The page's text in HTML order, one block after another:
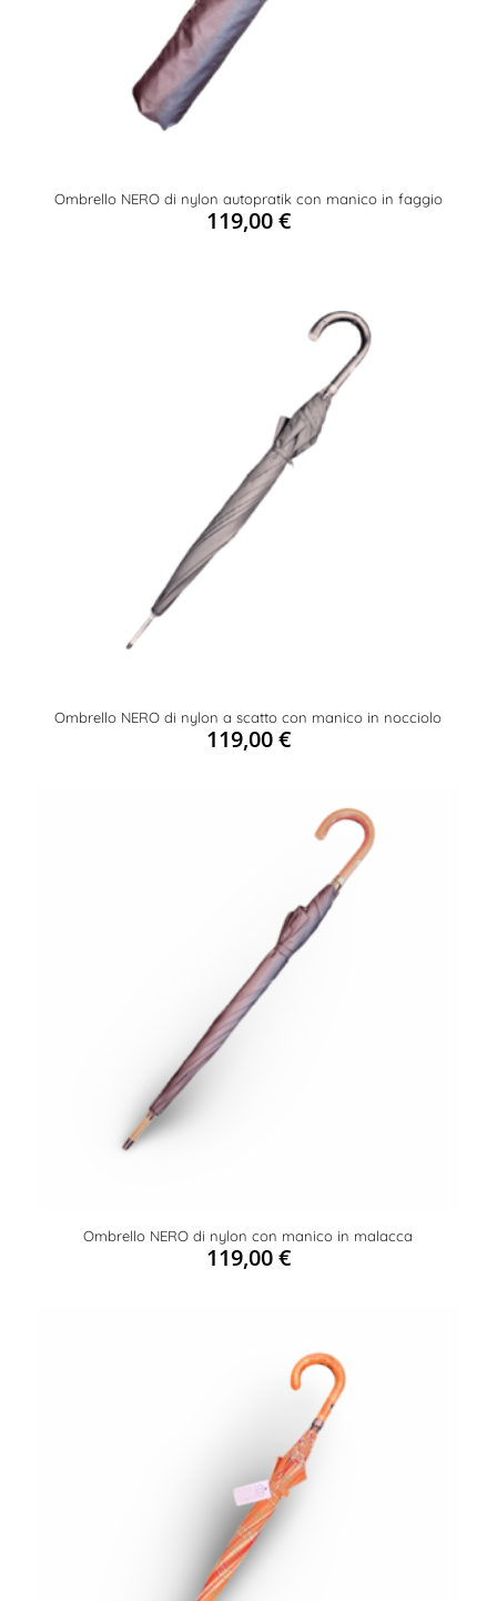
Ombrello NERO di nylon autopratik con manico in faggio
119,00€
Ombrello NERO di nylon a scatto con manico in nocciolo
119,00€
Ombrello NERO di nylon con manico in malacca
119,00€